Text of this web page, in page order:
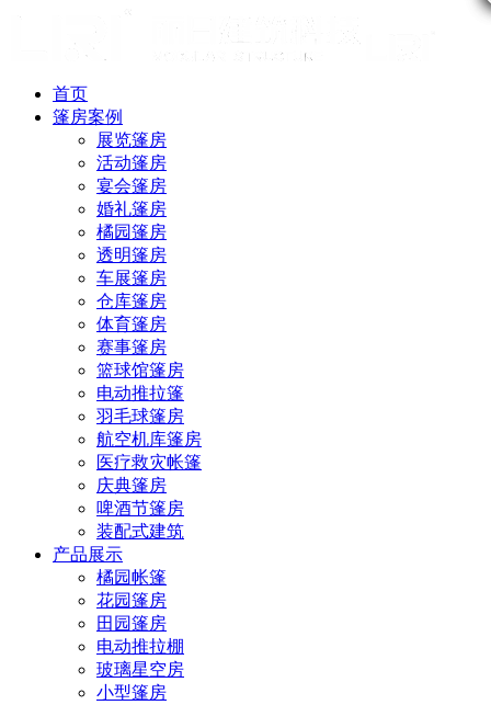
首页
篷房案例
展览篷房
活动篷房
宴会篷房
婚礼篷房
橘园篷房
透明篷房
车展篷房
仓库篷房
体育篷房
赛事篷房
篮球馆篷房
电动推拉篷
羽毛球篷房
航空机库篷房
医疗救灾帐篷
庆典篷房
啤酒节篷房
装配式建筑
产品展示
橘园帐篷
花园篷房
田园篷房
电动推拉棚
玻璃星空房
小型篷房